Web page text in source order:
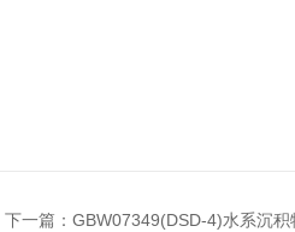
下一篇：GBW07349(DSD-4)水系沉